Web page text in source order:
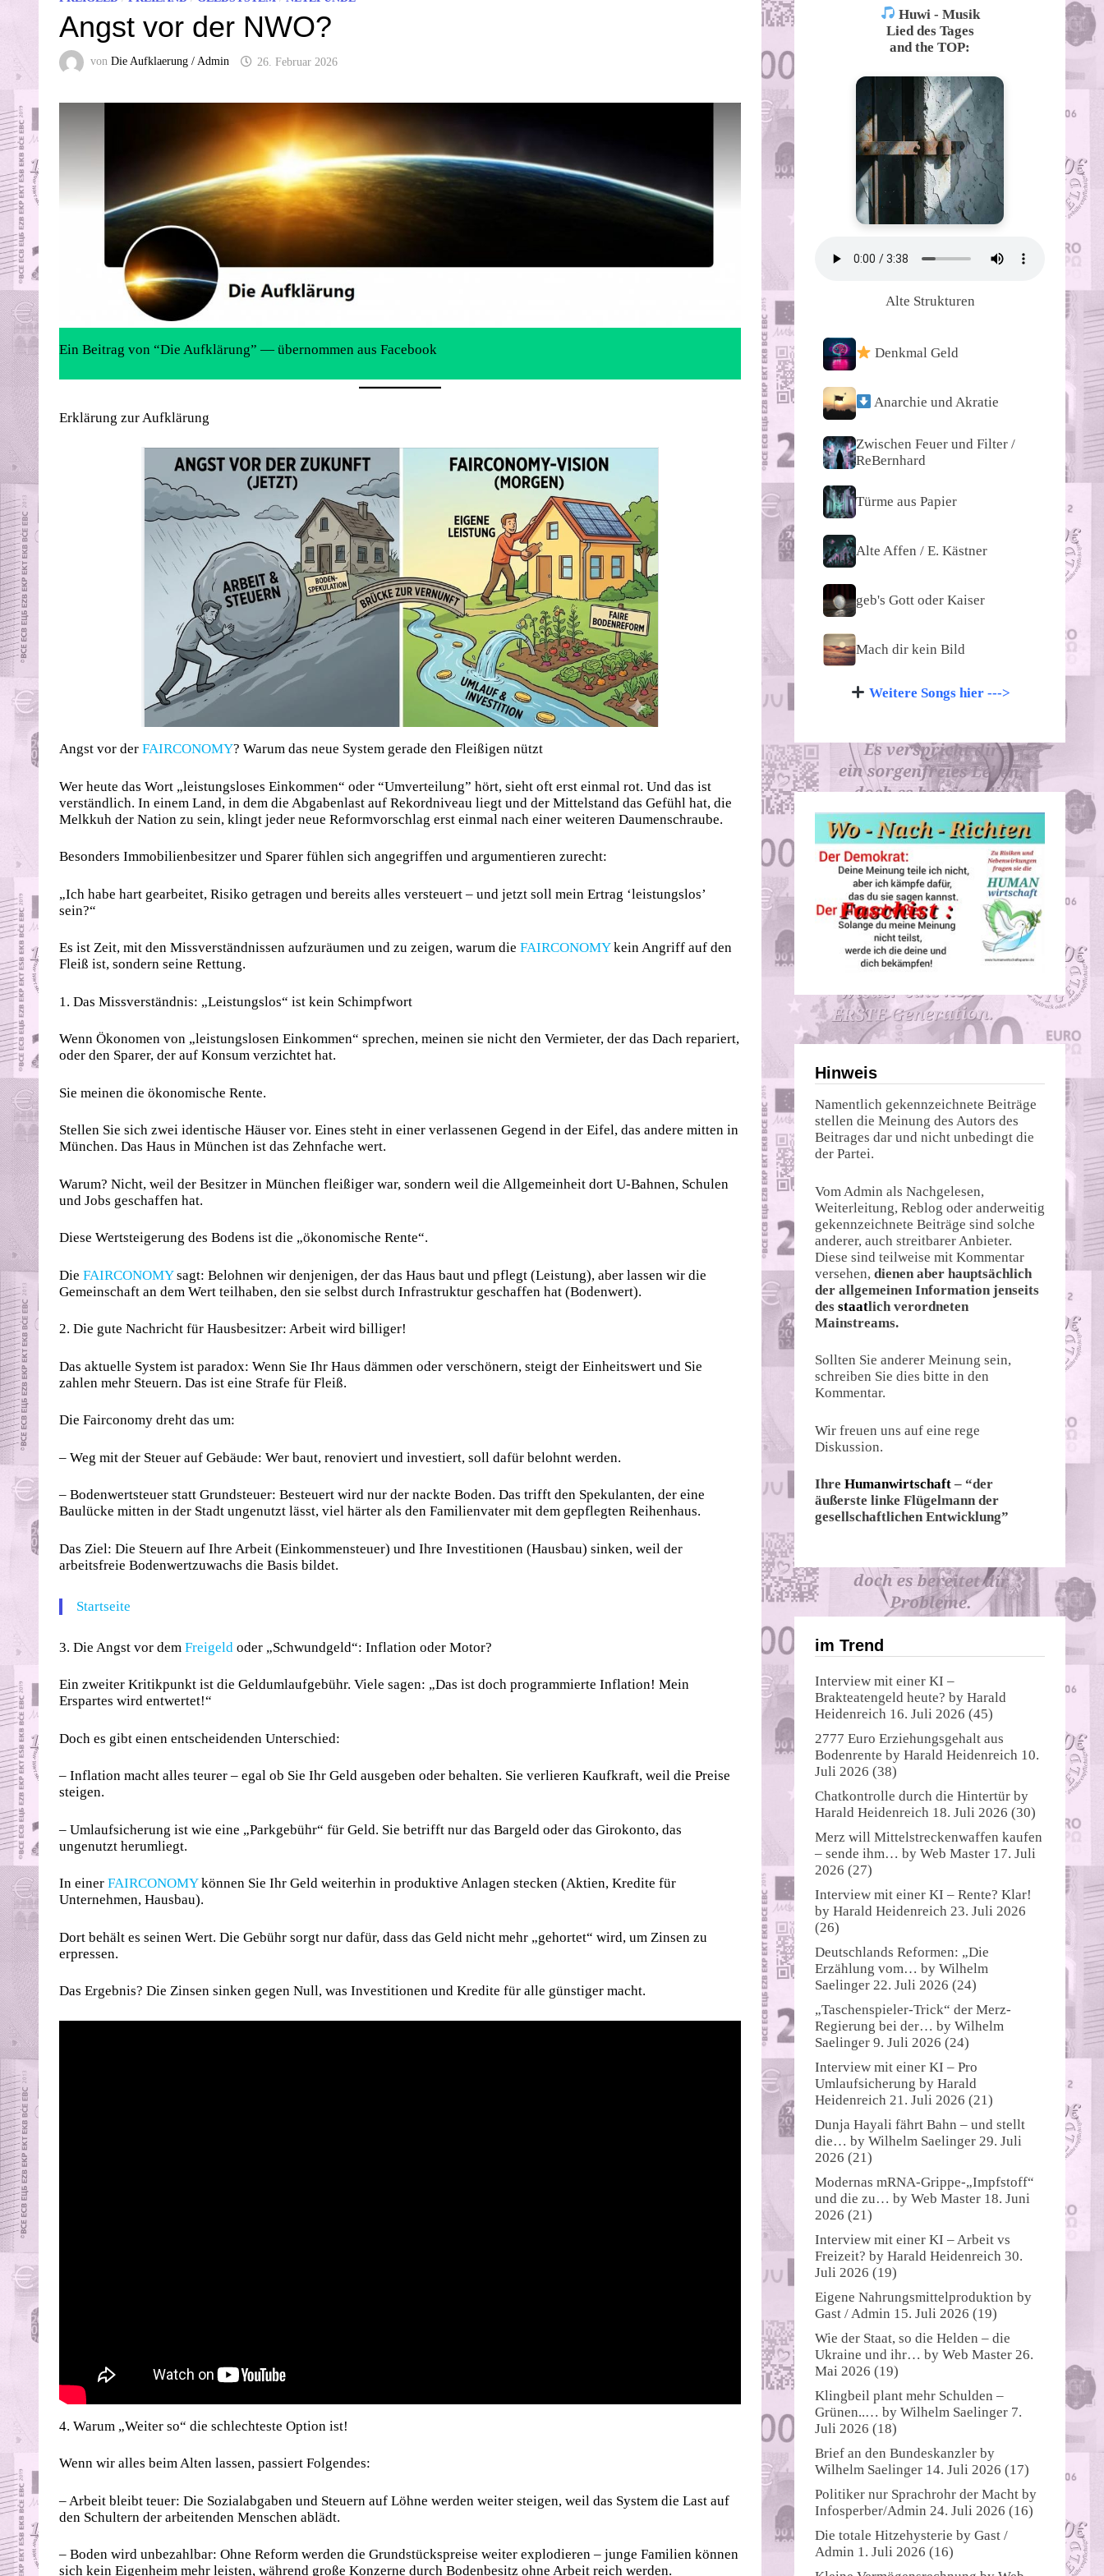
Angst vor der NWO?
von Die Aufklaerung / Admin 26. Februar 2026
Ein Beitrag von “Die Aufklärung” — übernommen aus Facebook
Erklärung zur Aufklärung
Angst vor der FAIRCONOMY? Warum das neue System gerade den Fleißigen nützt
Wer heute das Wort „leistungsloses Einkommen“ oder “Umverteilung” hört, sieht oft erst einmal rot. Und das ist
verständlich. In einem Land, in dem die Abgabenlast auf Rekordniveau liegt und der Mittelstand das Gefühl hat, die
Melkkuh der Nation zu sein, klingt jeder neue Reformvorschlag erst einmal nach einer weiteren Daumenschraube.
Besonders Immobilienbesitzer und Sparer fühlen sich angegriffen und argumentieren zurecht:
„Ich habe hart gearbeitet, Risiko getragen und bereits alles versteuert – und jetzt soll mein Ertrag ‘leistungslos’
sein?“
Es ist Zeit, mit den Missverständnissen aufzuräumen und zu zeigen, warum die FAIRCONOMYkein Angriff auf den
Fleiß ist, sondern seine Rettung.
1. Das Missverständnis: „Leistungslos“ ist kein Schimpfwort
Wenn Ökonomen von „leistungslosen Einkommen“ sprechen, meinen sie nicht den Vermieter, der das Dach repariert,
oder den Sparer, der auf Konsum verzichtet hat.
Sie meinen die ökonomische Rente.
Stellen Sie sich zwei identische Häuser vor. Eines steht in einer verlassenen Gegend in der Eifel, das andere mitten in
München. Das Haus in München ist das Zehnfache wert.
Warum? Nicht, weil der Besitzer in München fleißiger war, sondern weil die Allgemeinheit dort U-Bahnen, Schulen
und Jobs geschaffen hat.
Diese Wertsteigerung des Bodens ist die „ökonomische Rente“.
Die FAIRCONOMYsagt: Belohnen wir denjenigen, der das Haus baut und pflegt (Leistung), aber lassen wir die
Gemeinschaft an dem Wert teilhaben, den sie selbst durch Infrastruktur geschaffen hat (Bodenwert).
2. Die gute Nachricht für Hausbesitzer: Arbeit wird billiger!
Das aktuelle System ist paradox: Wenn Sie Ihr Haus dämmen oder verschönern, steigt der Einheitswert und Sie
zahlen mehr Steuern. Das ist eine Strafe für Fleiß.
Die Fairconomy dreht das um:
– Weg mit der Steuer auf Gebäude: Wer baut, renoviert und investiert, soll dafür belohnt werden.
– Bodenwertsteuer statt Grundsteuer: Besteuert wird nur der nackte Boden. Das trifft den Spekulanten, der eine
Baulücke mitten in der Stadt ungenutzt lässt, viel härter als den Familienvater mit dem gepflegten Reihenhaus.
Das Ziel: Die Steuern auf Ihre Arbeit (Einkommensteuer) und Ihre Investitionen (Hausbau) sinken, weil der
arbeitsfreie Bodenwertzuwachs die Basis bildet.
Startseite
3. Die Angst vor dem Freigeld oder „Schwundgeld“: Inflation oder Motor?
Ein zweiter Kritikpunkt ist die Geldumlaufgebühr. Viele sagen: „Das ist doch programmierte Inflation! Mein
Erspartes wird entwertet!“
Doch es gibt einen entscheidenden Unterschied:
– Inflation macht alles teurer – egal ob Sie Ihr Geld ausgeben oder behalten. Sie verlieren Kaufkraft, weil die Preise
steigen.
– Umlaufsicherung ist wie eine „Parkgebühr“ für Geld. Sie betrifft nur das Bargeld oder das Girokonto, das
ungenutzt herumliegt.
In einer FAIRCONOMYkönnen Sie Ihr Geld weiterhin in produktive Anlagen stecken (Aktien, Kredite für
Unternehmen, Hausbau).
Dort behält es seinen Wert. Die Gebühr sorgt nur dafür, dass das Geld nicht mehr „gehortet“ wird, um Zinsen zu
erpressen.
Das Ergebnis? Die Zinsen sinken gegen Null, was Investitionen und Kredite für alle günstiger macht.
4. Warum „Weiter so“ die schlechteste Option ist!
Wenn wir alles beim Alten lassen, passiert Folgendes:
– Arbeit bleibt teuer: Die Sozialabgaben und Steuern auf Löhne werden weiter steigen, weil das System die Last auf
den Schultern der arbeitenden Menschen ablädt.
– Boden wird unbezahlbar: Ohne Reform werden die Grundstückspreise weiter explodieren – junge Familien können
sich kein Eigenheim mehr leisten, während große Konzerne durch Bodenbesitz ohne Arbeit reich werden.
Huwi - Musik
Lied des Tages
and the TOP:
Alte Strukturen
Denkmal Geld
Anarchie und Akratie
Zwischen Feuer und Filter /
ReBernhard
Türme aus Papier
Alte Affen / E. Kästner
geb's Gott oder Kaiser
Mach dir kein Bild
Weitere Songs hier --->
Hinweis
Namentlich gekennzeichnete Beiträge
stellen die Meinung des Autors des
Beitrages dar und nicht unbedingt die
der Partei.
Vom Admin als Nachgelesen,
Weiterleitung, Reblog oder anderweitig
gekennzeichnete Beiträge sind solche
anderer, auch streitbarer Anbieter.
Diese sind teilweise mit Kommentar
versehen, dienen aber hauptsächlich
der allgemeinen Information jenseits
des staatlich verordneten
Mainstreams.
Sollten Sie anderer Meinung sein,
schreiben Sie dies bitte in den
Kommentar.
Wir freuen uns auf eine rege
Diskussion.
Ihre Humanwirtschaft – “der
äußerste linke Flügelmann der
gesellschaftlichen Entwicklung”
im Trend
Interview mit einer KI –
Brakteatengeld heute? by Harald
Heidenreich 16. Juli 2026 (45)
2777 Euro Erziehungsgehalt aus
Bodenrente by Harald Heidenreich 10.
Juli 2026 (38)
Chatkontrolle durch die Hintertür by
Harald Heidenreich 18. Juli 2026 (30)
Merz will Mittelstreckenwaffen kaufen
– sende ihm… by Web Master 17. Juli
2026 (27)
Interview mit einer KI – Rente? Klar!
by Harald Heidenreich 23. Juli 2026
(26)
Deutschlands Reformen: „Die
Erzählung vom… by Wilhelm
Saelinger 22. Juli 2026 (24)
„Taschenspieler-Trick“ der Merz-
Regierung bei der… by Wilhelm
Saelinger 9. Juli 2026 (24)
Interview mit einer KI – Pro
Umlaufsicherung by Harald
Heidenreich 21. Juli 2026 (21)
Dunja Hayali fährt Bahn – und stellt
die… by Wilhelm Saelinger 29. Juli
2026 (21)
Modernas mRNA-Grippe-„Impfstoff“
und die zu… by Web Master 18. Juni
2026 (21)
Interview mit einer KI – Arbeit vs
Freizeit? by Harald Heidenreich 30.
Juli 2026 (19)
Eigene Nahrungsmittelproduktion by
Gast / Admin 15. Juli 2026 (19)
Wie der Staat, so die Helden – die
Ukraine und ihr… by Web Master 26.
Mai 2026 (19)
Klingbeil plant mehr Schulden –
Grünen..… by Wilhelm Saelinger 7.
Juli 2026 (18)
Brief an den Bundeskanzler by
Wilhelm Saelinger 14. Juli 2026 (17)
Politiker nur Sprachrohr der Macht by
Infosperber/Admin 24. Juli 2026 (16)
Die totale Hitzehysterie by Gast /
Admin 1. Juli 2026 (16)